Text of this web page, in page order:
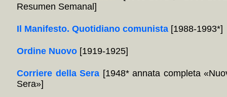
Resumen Semanal]
Il Manifesto. Quotidiano comunista [1988-1993*]
Ordine Nuovo [1919-1925]
Corriere della Sera [1948* annata completa
Sera»]